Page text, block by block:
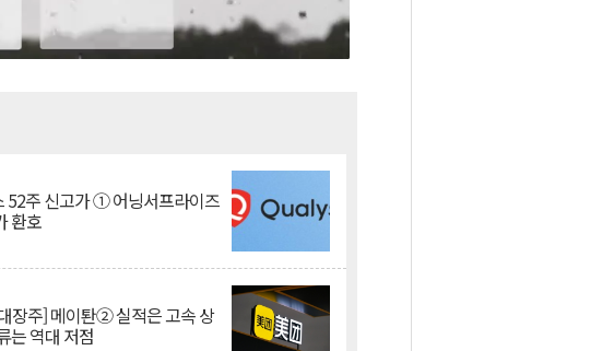
52주 신고가 ① 어닝서프라이즈
환호
장주] 메이퇀② 실적은 고속 상
는 역대 저점